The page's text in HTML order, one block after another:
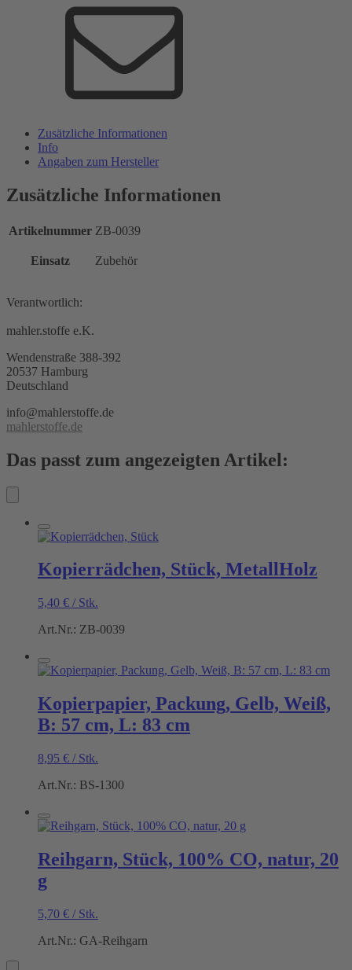
Zusätzliche Informationen
Info
Angaben zum Hersteller
Zusätzliche Informationen
Artikelnummer ZB-0039
Einsatz Zubehör
Verantwortlich:
mahler.stoffe e.K.
Wendenstraße 388-392
20537 Hamburg
Deutschland
info@mahlerstoffe.de
mahlerstoffe.de
Das passt zum angezeigten Artikel:
Kopierrädchen, Stück, MetallHolz
5,40 € / Stk.
Art.Nr.: ZB-0039
Kopierpapier, Packung, Gelb, Weiß,
B: 57 cm, L: 83 cm
8,95 € / Stk.
Art.Nr.: BS-1300
Reihgarn, Stück, 100% CO, natur, 20
g
5,70 € / Stk.
Art.Nr.: GA-Reihgarn